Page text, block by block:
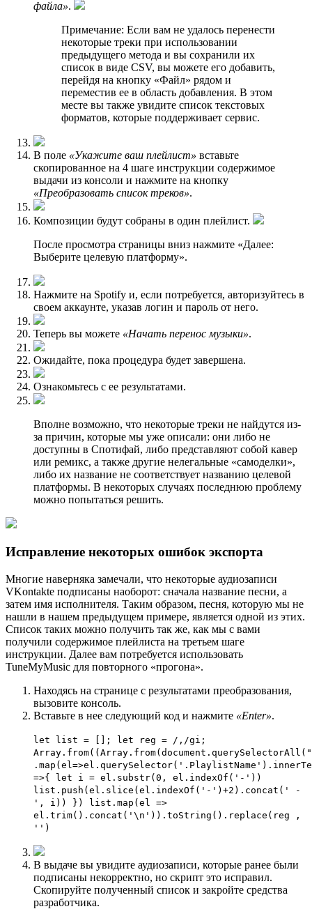
файла».
Примечание: Если вам не удалось перенести
некоторые треки при использовании
предыдущего метода и вы сохранили их
список в виде CSV, вы можете его добавить,
перейдя на кнопку «Файл» рядом и
переместив ее в область добавления. В этом
месте вы также увидите список текстовых
форматов, которые поддерживает сервис.
В поле «Укажите ваш плейлист» вставьте
скопированное на 4 шаге инструкции содержимое
выдачи из консоли и нажмите на кнопку
«Преобразовать список треков».
Композиции будут собраны в один плейлист.
После просмотра страницы вниз нажмите «Далее:
Выберите целевую платформу».
Нажмите на Spotify и, если потребуется, авторизуйтесь в
своем аккаунте, указав логин и пароль от него.
Теперь вы можете «Начать перенос музыки».
Ожидайте, пока процедура будет завершена.
Ознакомьтесь с ее результатами.
Вполне возможно, что некоторые треки не найдутся из-
за причин, которые мы уже описали: они либо не
доступны в Спотифай, либо представляют собой кавер
или ремикс, а также другие нелегальные «самоделки»,
либо их название не соответствует названию целевой
платформы. В некоторых случаях последнюю проблему
можно попытаться решить.
Исправление некоторых ошибок экспорта
Многие наверняка замечали, что некоторые аудиозаписи
VKontakte подписаны наоборот: сначала название песни, а
затем имя исполнителя. Таким образом, песня, которую мы не
нашли в нашем предыдущем примере, является одной из этих.
Список таких можно получить так же, как мы с вами
получили содержимое плейлиста на третьем шаге
инструкции. Далее вам потребуется использовать
TuneMyMusic для повторного «прогона».
Находясь на странице с результатами преобразования,
вызовите консоль.
Вставьте в нее следующий код и нажмите «Enter».
let list = []; let reg = /,/gi;
=>{ let i = el.substr(0, el.indexOf('-'))
list.push(el.slice(el.indexOf('-')+2).concat(' -
', i)) }) list.map(el =>
el.trim().concat('\n')).toString().replace(reg ,
'')
В выдаче вы увидите аудиозаписи, которые ранее были
подписаны некорректно, но скрипт это исправил.
Скопируйте полученный список и закройте средства
разработчика.